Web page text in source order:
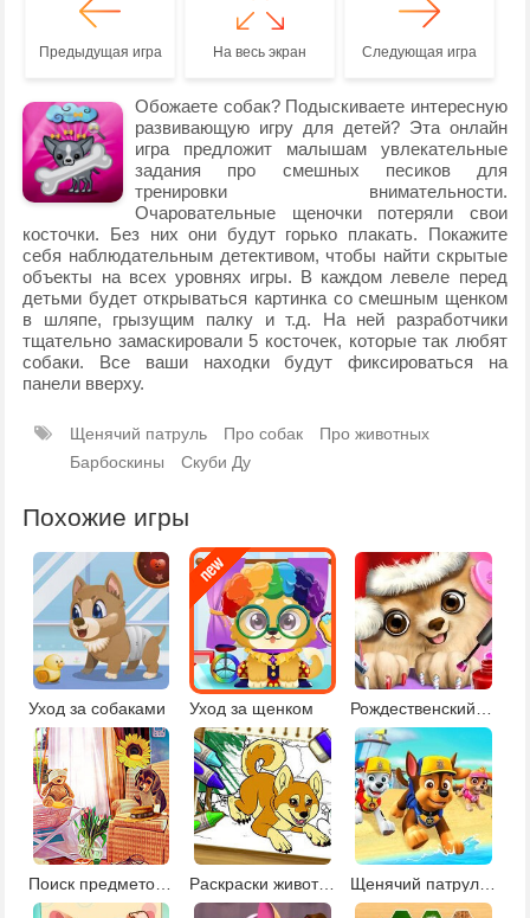
Предыдущая игра На весь экран Следующая игра
Обожаете собак? Подыскиваете интересную
развивающую игру для детей? Эта онлайн
игра предложит малышам увлекательные
задания про смешных песиков для
тренировки внимательности.
Очаровательные щеночки потеряли свои
косточки. Без них они будут горько плакать. Покажите
себя наблюдательным детективом, чтобы найти скрытые
объекты на всех уровнях игры. В каждом левеле перед
детьми будет открываться картинка со смешным щенком
в шляпе, грызущим палку и т.д. На ней разработчики
тщательно замаскировали 5 косточек, которые так любят
собаки. Все ваши находки будут фиксироваться на
панели вверху.
Щенячий патруль Про собак
Про животных
Барбоскины
Скуби Ду
Похожие игры
Уход за собаками Уход за щенком
Поиск предметов для детей 5-6 лет Раскраски животных с креатором 2 Щенячий патруль морской патруль